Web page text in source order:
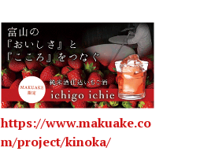
https://www.makuake.co
m/project/kinoka/